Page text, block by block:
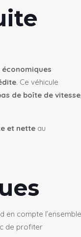
. Ce véhicule
de boîte de vitesse
et nette au
en compte
de profiter